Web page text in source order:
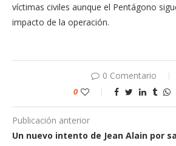
víctimas civiles aunque el Pentágono
impacto de la operación.
0 Comentario
0
Publicación anterior
Un nuevo intento de Jean Alain por